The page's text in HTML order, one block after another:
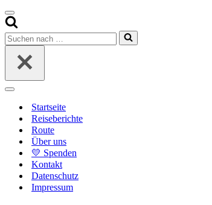
Navigationsmenü
Suchen
nach …
Navigationsmenü
Startseite
Reiseberichte
Route
Über uns
💛 Spenden
Kontakt
Datenschutz
Impressum